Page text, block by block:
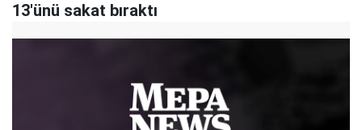
13'ünü sakat bıraktı